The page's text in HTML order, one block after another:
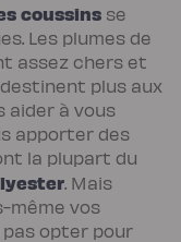
coussins se
Les plumes de
assez chers et
plus aux
aider à vous
apporter des
la plupart du
. Mais
même vos
pas opter pour